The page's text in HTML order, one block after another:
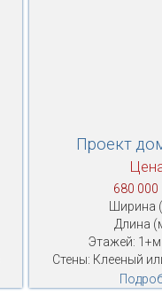
Проект
680 000
Ширина
Длина
Этажей:
Стены: Клееный